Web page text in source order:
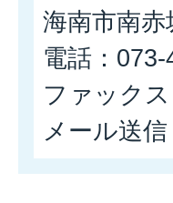
海南市南赤
電話：
ファック
メール送信